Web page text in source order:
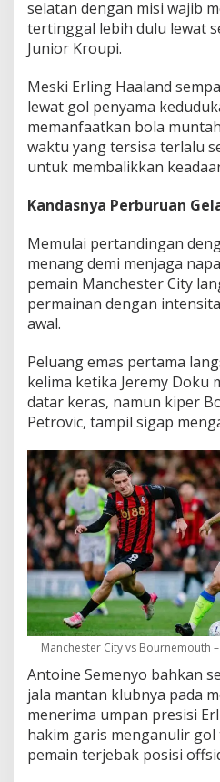
u
e
!
selatan dengan misi wajib
tertinggal lebih dulu lewat
Junior Kroupi.
Meski Erling Haaland
lewat gol penyama
memanfaatkan bola
waktu yang tersisa terlalu
untuk membalikkan
Kandasnya Perburuan
Memulai pertandingan
menang demi menjaga
pemain Manchester City
permainan dengan
awal.
Peluang emas pertama
kelima ketika Jeremy Doku
datar keras, namun kiper
Petrovic, tampil sigap
Manchester City vs Bournemouth
Antoine Semenyo bahkan
jala mantan klubnya pada
menerima umpan presisi
hakim garis menganulir
pemain terjebak posisi